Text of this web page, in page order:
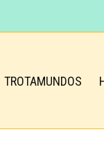
TROTAMUNDOS